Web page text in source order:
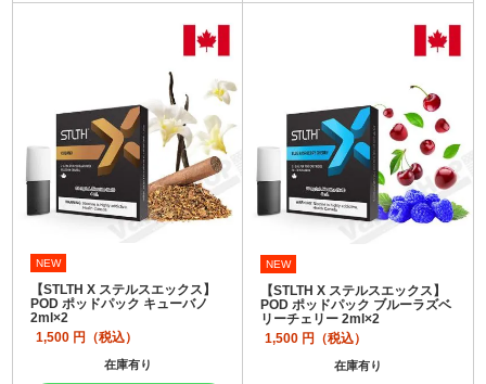
NEW
【STLTH X ステルスエックス】
POD ポッドパック キューバノ
2ml×2
1,500 円（税込）
在庫有り
NEW
【STLTH X ステルスエックス】
POD ポッドパック ブルーラズベ
リーチェリー 2ml×2
1,500 円（税込）
在庫有り